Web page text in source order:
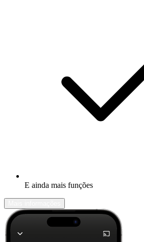
E ainda mais funções